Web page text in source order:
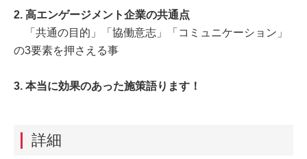
2. 高エンゲージメント企業の共通点
「共通の目的」「協働意志」「コミュニケーション」
の3要素を押さえる事
3. 本当に効果のあった施策語ります！
詳細